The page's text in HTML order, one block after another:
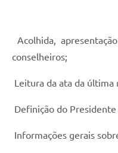
Acolhida,
conselheiros;
Leitura da ata da última
Definição do
Informações gerais